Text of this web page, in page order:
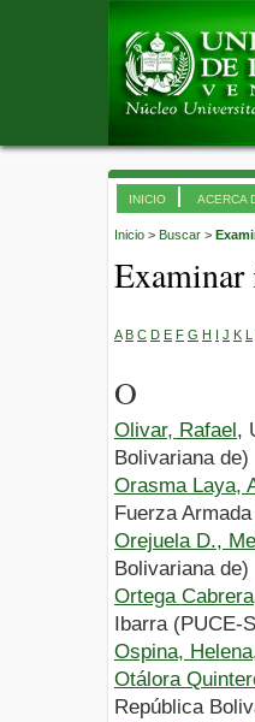
INICIO ACERCA
Inicio > Buscar >
Examinar
A B C D E F G H I J K L
O
Olivar, Rafael ,
Bolivariana de)
Orasma Laya,
Fuerza
Orejuela D.,
Bolivariana de)
Ortega
Ibarra (PUCE-
Ospina, Helena
Otálora
República